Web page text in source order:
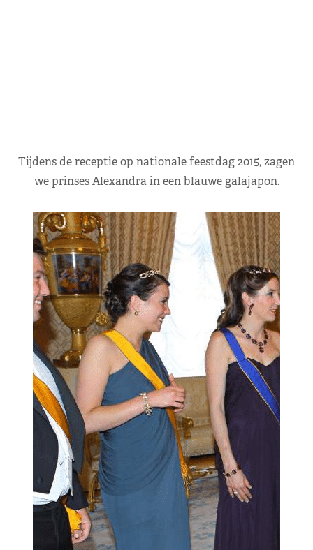
Tijdens de receptie op nationale feestdag 2015, zagen
we prinses Alexandra in een blauwe galajapon.